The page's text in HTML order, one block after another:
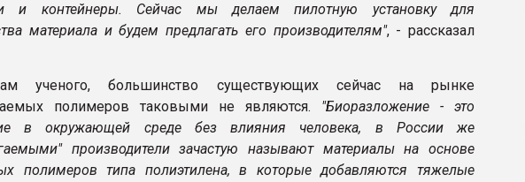
и контейнеры. Сейчас мы делаем пилотную установку для
материала и будем предлагать его производителям", - рассказал
ученого, большинство существующих сейчас на рынке
полимеров таковыми не являются. "Биоразложение - это
в окружающей среде без влияния человека, в России же
производители зачастую называют материалы на основе
полимеров типа полиэтилена, в которые добавляются тяжелые